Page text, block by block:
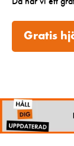
Gratis